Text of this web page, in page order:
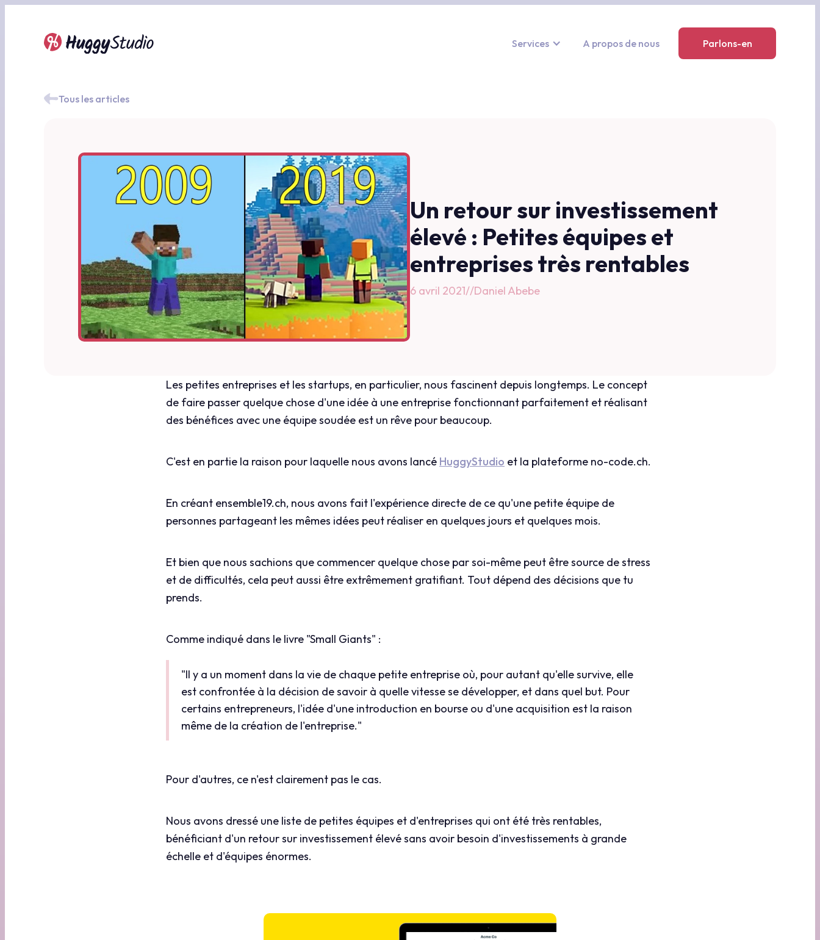
Services A propos de nous Parlons-en
Tous les articles
Un retour sur investissement
élevé : Petites équipes et
entreprises très rentables
6 avril 2021//Daniel Abebe
Les petites entreprises et les startups, en particulier, nous fascinent depuis longtemps. Le concept
de faire passer quelque chose d'une idée à une entreprise fonctionnant parfaitement et réalisant
des bénéfices avec une équipe soudée est un rêve pour beaucoup.
C'est en partie la raison pour laquelle nous avons lancé HuggyStudio et la plateforme no-code.ch.
En créant ensemble19.ch, nous avons fait l'expérience directe de ce qu'une petite équipe de
personnes partageant les mêmes idées peut réaliser en quelques jours et quelques mois.
Et bien que nous sachions que commencer quelque chose par soi-même peut être source de stress
et de difficultés, cela peut aussi être extrêmement gratifiant. Tout dépend des décisions que tu
prends.
Comme indiqué dans le livre "Small Giants" :
"Il y a un moment dans la vie de chaque petite entreprise où, pour autant qu'elle survive, elle
est confrontée à la décision de savoir à quelle vitesse se développer, et dans quel but. Pour
certains entrepreneurs, l'idée d'une introduction en bourse ou d'une acquisition est la raison
même de la création de l'entreprise."
Pour d'autres, ce n'est clairement pas le cas.
Nous avons dressé une liste de petites équipes et d'entreprises qui ont été très rentables,
bénéficiant d'un retour sur investissement élevé sans avoir besoin d'investissements à grande
échelle et d'équipes énormes.